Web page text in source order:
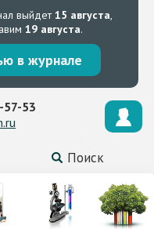
выйдет15 августа,
19 августа.
в журнале
Поиск
57-53